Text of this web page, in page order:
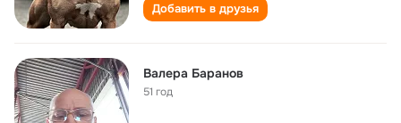
Добавить в друзья
Валера Баранов
51 год